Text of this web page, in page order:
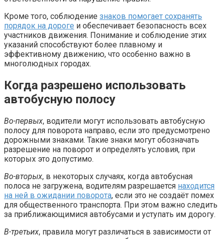
Кроме того, соблюдение знаков помогает сохранять
порядок на дороге и обеспечивает безопасность всех
участников движения. Понимание и соблюдение этих
указаний способствуют более плавному и
эффективному движению, что особенно важно в
многолюдных городах.
Когда разрешено использовать
автобусную полосу
Во-первых, водители могут использовать автобусную
полосу для поворота направо, если это предусмотрено
дорожными знаками. Такие знаки могут обозначать
разрешение на поворот и определять условия, при
которых это допустимо.
Во-вторых, в некоторых случаях, когда автобусная
полоса не загружена, водителям разрешается находится
на ней в ожидании поворота, если это не создаёт помех
для общественного транспорта. При этом важно следить
за приближающимися автобусами и уступать им дорогу.
В-третьих, правила могут различаться в зависимости от